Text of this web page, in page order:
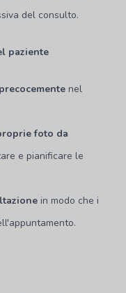
del consulto.
paziente
nel
foto da
e pianificare le
in modo che i